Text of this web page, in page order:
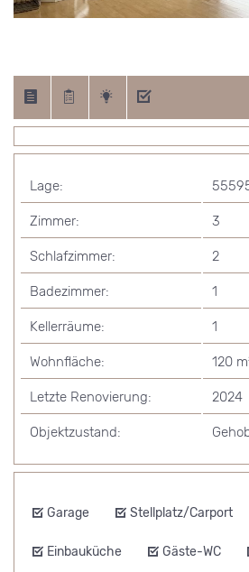
Lage:
Zimmer: 3
Schlafzimmer: 2
Badezimmer: 1
Kellerräume: 1
Wohnfläche: 120
Letzte Renovierung: 2024
Objektzustand:
Garage Stellplatz/Carport
Einbauküche Gäste-WC